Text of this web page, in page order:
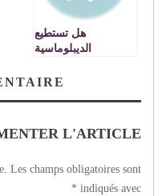
هل تستطيع
الديبلوماسية
الهيمنة الجزائرية
L'ARTICLE
Les champs obligatoires sont
indiqués avec
*